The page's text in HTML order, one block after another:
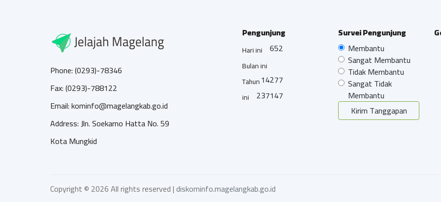
Phone: (0293)-78346
Fax: (0293)-788122
Email: kominfo@magelangkab.go.id
Address: Jln. Soekarno Hatta No. 59
Kota Mungkid
Pengunjung
Hari ini 652
Bulan ini
14277
Tahun
ini
237147
Survei Pengunjung
Membantu
Sangat Membantu
Tidak Membantu
Sangat Tidak
Membantu
Kirim Tanggapan
Copyright © 2026 All rights reserved |diskominfo.magelangkab.go.id